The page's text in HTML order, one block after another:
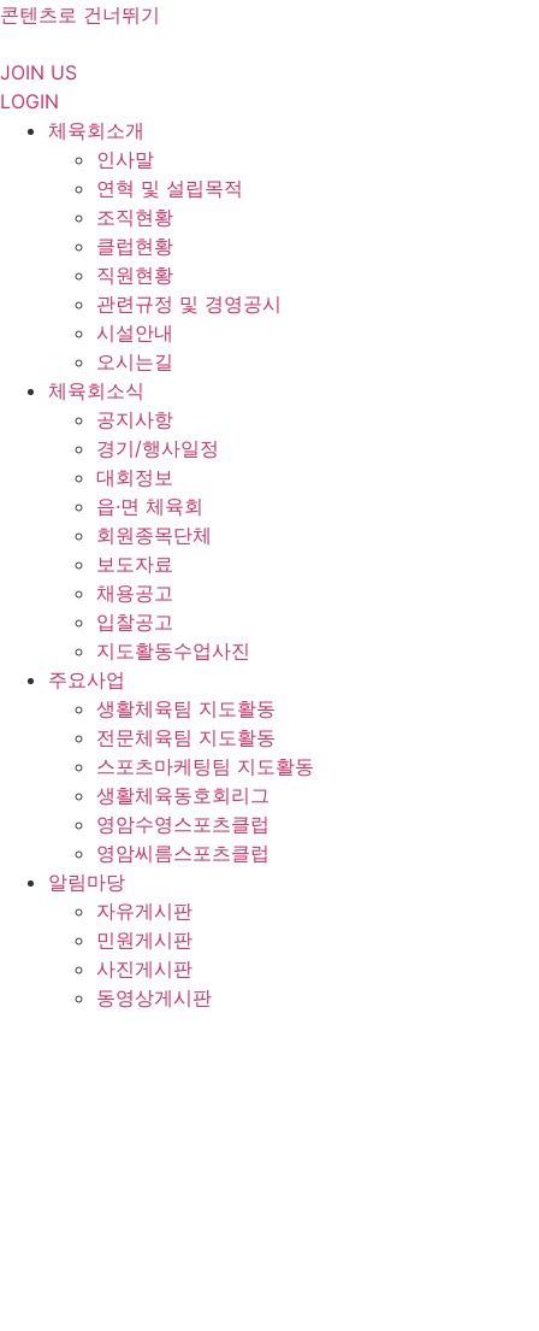
콘텐츠로 건너뛰기
JOIN US
LOGIN
체육회소개
인사말
연혁 및 설립목적
조직현황
클럽현황
직원현황
관련규정 및 경영공시
시설안내
오시는길
체육회소식
공지사항
경기/행사일정
대회정보
읍·면 체육회
회원종목단체
보도자료
채용공고
입찰공고
지도활동수업사진
주요사업
생활체육팀 지도활동
전문체육팀 지도활동
스포츠마케팅팀 지도활동
생활체육동호회리그
영암수영스포츠클럽
영암씨름스포츠클럽
알림마당
자유게시판
민원게시판
사진게시판
동영상게시판